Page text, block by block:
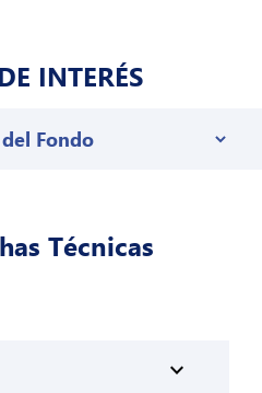
INTERÉS
Técnicas
expand_more